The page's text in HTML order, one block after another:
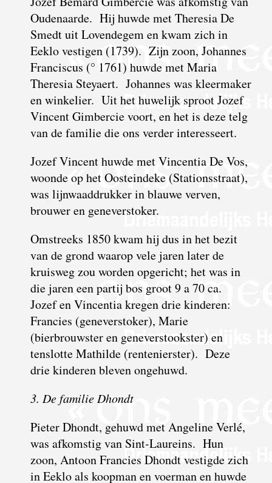
Oudenaarde. Hij huwde met Theresia De
Smedt uit Lovendegem en kwam zich in
Eeklo vestigen (1739). Zijn zoon, Johannes
Franciscus (° 1761) huwde met Maria
Theresia Steyaert. Johannes was kleermaker
en winkelier. Uit het huwelijk sproot Jozef
Vincent Gimbercie voort, en het is deze telg
van de familie die ons verder interesseert.
Jozef Vincent huwde met Vincentia De Vos,
woonde op het Oosteindeke (Stationsstraat),
was lijnwaaddrukker in blauwe verven,
brouwer en geneverstoker.
Omstreeks 1850 kwam hij dus in het bezit
van de grond waarop vele jaren later de
kruisweg zou worden opgericht; het was in
die jaren een partij bos groot 9 a 70 ca.
Jozef en Vincentia kregen drie kinderen:
Francies (geneverstoker), Marie
(bierbrouwster en geneverstookster) en
tenslotte Mathilde (rentenierster). Deze
drie kinderen bleven ongehuwd.
3. De familie Dhondt
Pieter Dhondt, gehuwd met Angeline Verlé,
was afkomstig van Sint-Laureins. Hun
zoon, Antoon Francies Dhondt vestigde zich
in Eeklo als koopman en voerman en huwde